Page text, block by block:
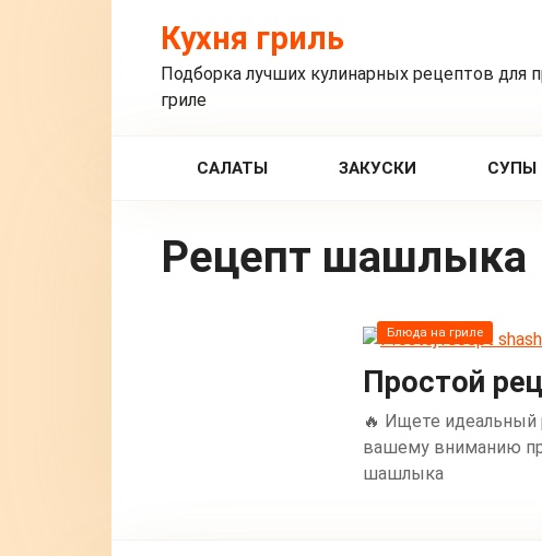
Кухня гриль
Подборка лучших кулинарных рецептов для
гриле
САЛАТЫ ЗАКУСКИ СУПЫ
рецепт шашлыка
Блюда на гриле
Простой
🔥 Ищете
вашему вниманию
шашлыка